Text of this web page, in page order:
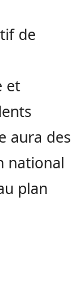
de
et
aura des
national
plan